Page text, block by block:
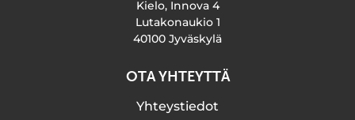
Kielo, Innova 4
Lutakonaukio 1
40100 Jyväskylä
OTA YHTEYTTÄ
Yhteystiedot